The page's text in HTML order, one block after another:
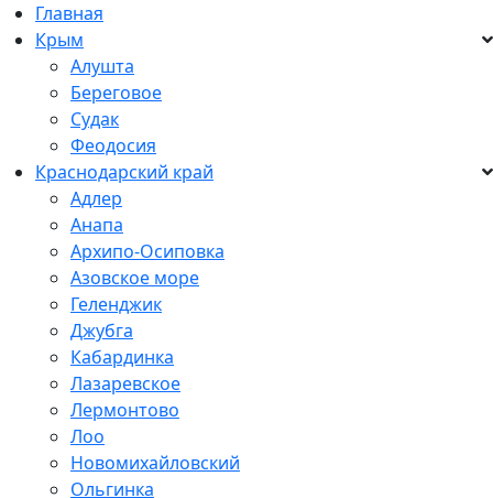
Главная
Крым
Алушта
Береговое
Судак
Феодосия
Краснодарский край
Адлер
Анапа
Архипо-Осиповка
Азовское море
Геленджик
Джубга
Кабардинка
Лазаревское
Лермонтово
Лоо
Новомихайловский
Ольгинка